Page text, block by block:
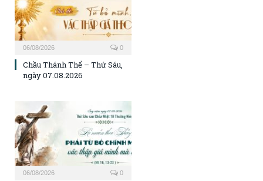
06/08/2026 0
Chầu Thánh Thể – Thứ Sáu,
ngày 07.08.2026
06/08/2026 0